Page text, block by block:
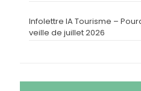
Infolettre IA Tourisme –
veille de juillet 2026